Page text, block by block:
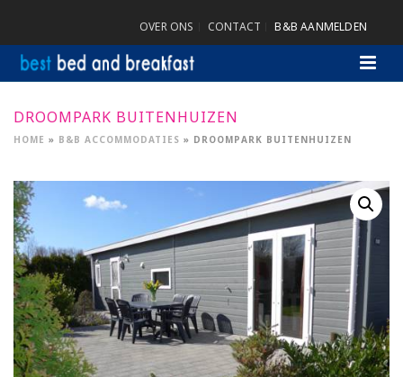
OVER ONS CONTACT B&B AANMELDEN
DROOMPARK BUITENHUIZEN
HOME » B&B ACCOMMODATIES » DROOMPARK BUITENHUIZEN